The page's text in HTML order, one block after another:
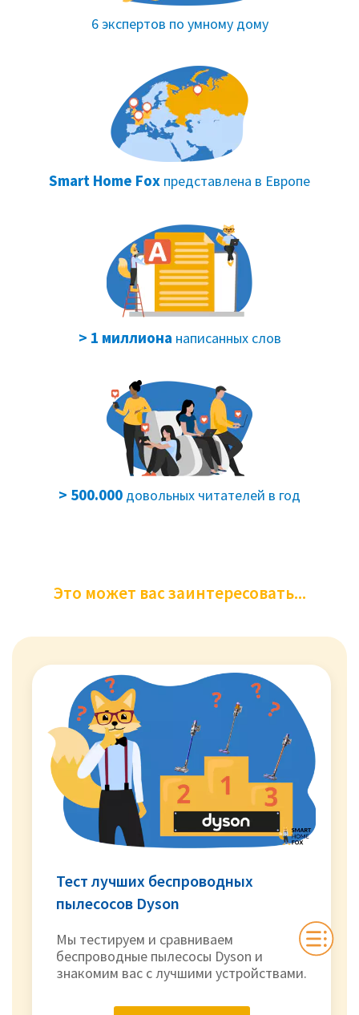
6 экспертов по умному дому
Smart Home Fox представлена в Европе
> 1 миллиона написанных слов
> 500.000 довольных читателей в год
Это может вас заинтересовать...
Тест лучших беспроводных
пылесосов Dyson
Мы тестируем и сравниваем
беспроводные пылесосы Dyson и
знакомим вас с лучшими устройствами.